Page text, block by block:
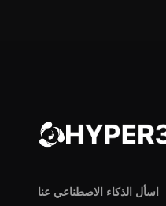
اسأل الذكاء الاصطناعي عنا